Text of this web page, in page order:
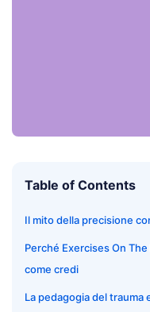
Table of Contents
Il mito della precisione
Perché Exercises On
come credi
La pedagogia del trauma